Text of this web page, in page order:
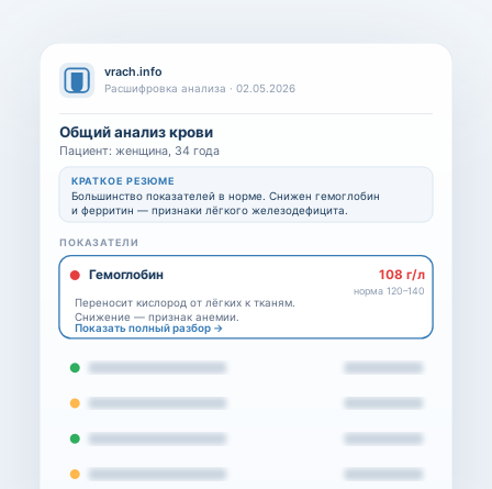
vrach.info
Расшифровка анализа · 02.05.2026
Общий анализ крови
Пациент: женщина, 34 года
КРАТКОЕ РЕЗЮМЕ
Большинство показателей в норме. Снижен гемоглобин
и ферритин — признаки лёгкого железодефицита.
ПОКАЗАТЕЛИ
Гемоглобин 108 г/л
норма 120–140
Переносит кислород от лёгких к тканям.
Снижение — признак анемии.
Показать полный разбор →